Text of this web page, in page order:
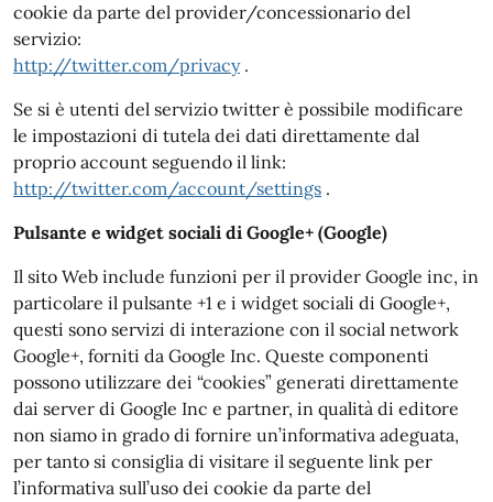
cookie da parte del provider/concessionario del
servizio:
http://twitter.com/privacy.
Se si è utenti del servizio twitter è possibile modificare
le impostazioni di tutela dei dati direttamente dal
proprio account seguendo il link:
http://twitter.com/account/settings .
Pulsante e widget sociali di Google+ (Google)
Il sito Web include funzioni per il provider Google inc, in
particolare il pulsante +1 e i widget sociali di Google+,
questi sono servizi di interazione con il social network
Google+, forniti da Google Inc. Queste componenti
possono utilizzare dei “cookies” generati direttamente
dai server di Google Inc e partner, in qualità di editore
non siamo in grado di fornire un’informativa adeguata,
per tanto si consiglia di visitare il seguente link per
l’informativa sull’uso dei cookie da parte del